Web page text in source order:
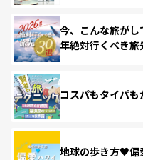
今、こんな旅が
年絶対行くべき旅
コスパもタイパ
地球の歩き方♥偏